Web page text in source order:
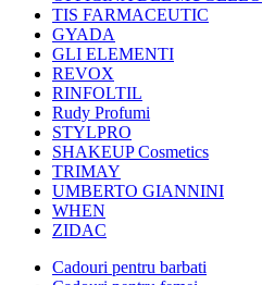
TIS FARMACEUTIC
GYADA
GLI ELEMENTI
REVOX
RINFOLTIL
Rudy Profumi
STYLPRO
SHAKEUP Cosmetics
TRIMAY
UMBERTO GIANNINI
WHEN
ZIDAC
Cadouri pentru barbati